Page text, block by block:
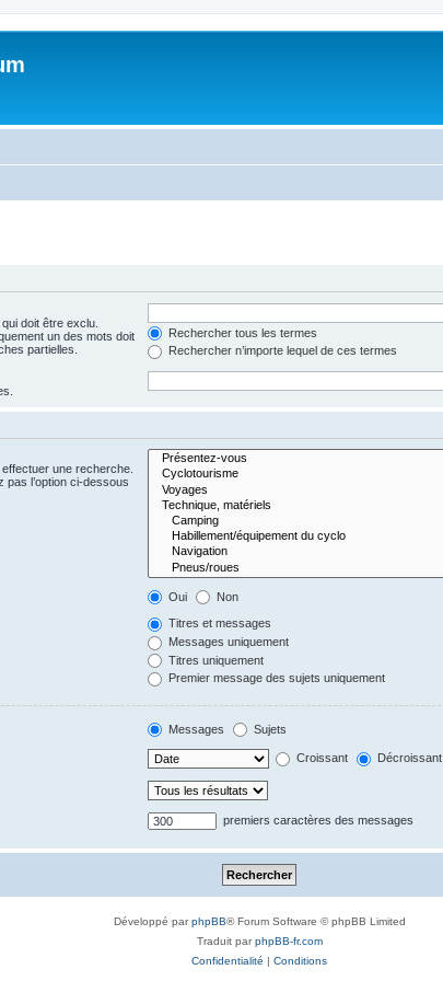
doit être exclu.
un des mots doit
partielles.
Rechercher tous les termes
Rechercher n’importe lequel de ces termes
une recherche.
pas l’option ci-dessous
Oui Non
Titres et messages
Messages uniquement
Titres uniquement
Premier message des sujets uniquement
Messages Sujets
Croissant Décroissant
premiers caractères des messages
Développé parphpBB® Forum Software © phpBB Limited
Traduit parphpBB-fr.com
Confidentialité
Conditions